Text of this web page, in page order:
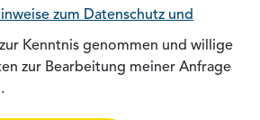
zum Datenschutz und
zur Kenntnis genommen und willige
zur Bearbeitung meiner Anfrage